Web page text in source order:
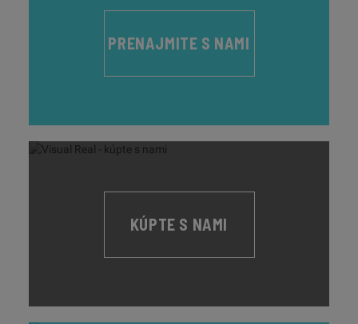
PRENAJMITE S NAMI
KÚPTE S NAMI